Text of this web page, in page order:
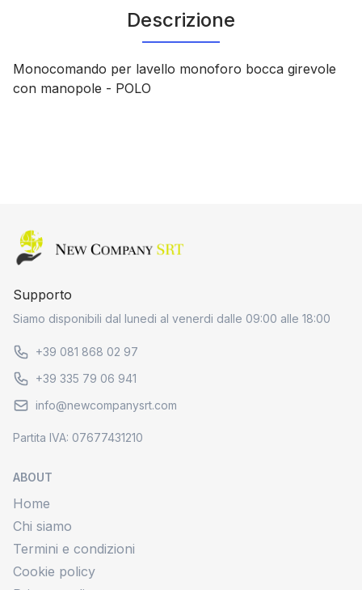
Descrizione
Monocomando per lavello monoforo bocca girevole
con manopole - POLO
Home page
ABOUT
Home
Chi siamo
Termini e condizioni
Cookie policy
Supporto
Siamo disponibili dal lunedi al venerdi dalle 09:00 alle 18:00
+39 081 868 02 97
+39 335 79 06 941
info@newcompanysrt.com
Partita IVA: 07677431210